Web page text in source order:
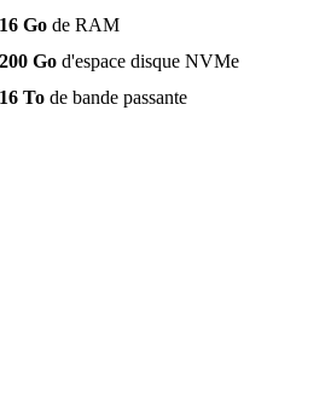
16 Go de RAM
200 Go d'espace disque NVMe
16 To de bande passante